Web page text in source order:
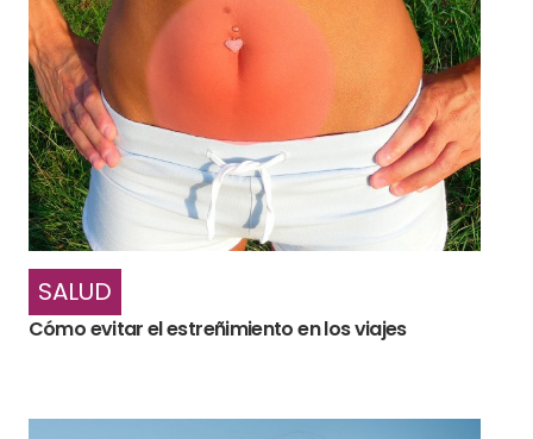
SALUD
Cómo evitar el estreñimiento en los viajes